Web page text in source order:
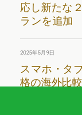
応し新たな
ランを追加
2025年5月9日
スマホ・タ
格の海外比